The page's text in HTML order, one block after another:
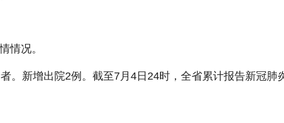
情况。
新增出院2例。截至7月4日24时，全省累计报告新冠肺